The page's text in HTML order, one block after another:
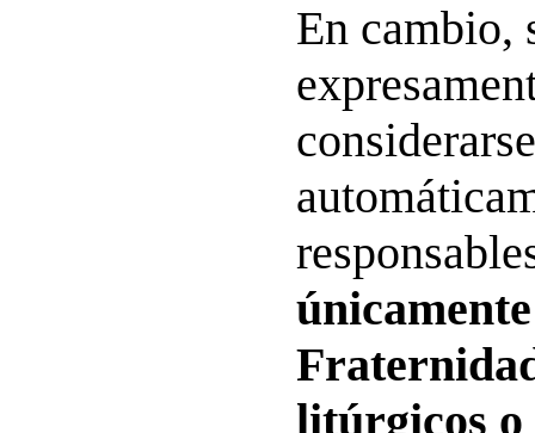
En cambio,
considerarse
litúrgicos o